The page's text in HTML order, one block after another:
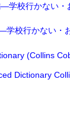
学校行かない
校行かない・
(Collins
Dictionary